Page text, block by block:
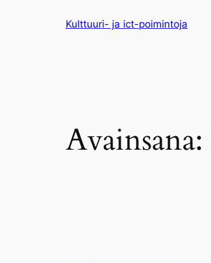
Kulttuuri- ja ict-poimintoja
Avainsana: